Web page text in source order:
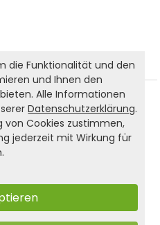
und zzgl.Versandkosten.
Folgen Sie uns auf
die Funktionalität und den
und Ihnen den
Alle Informationen
Datenschutzerklärung.
von Cookies zustimmen,
jederzeit mit Wirkung für